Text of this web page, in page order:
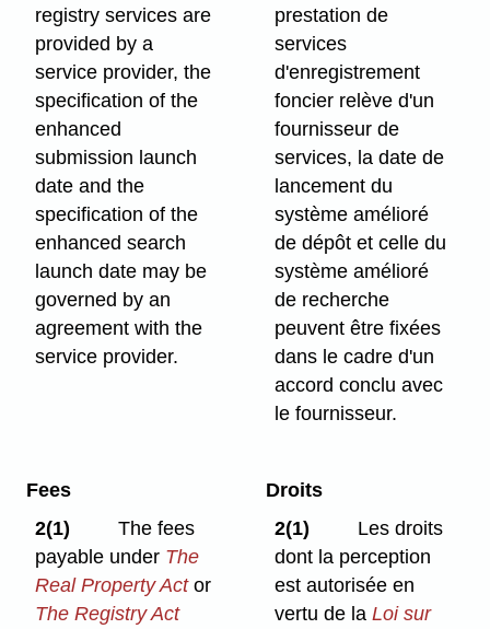
registry services are
provided by a
service provider, the
specification of the
enhanced
submission launch
date and the
specification of the
enhanced search
launch date may be
governed by an
agreement with the
service provider.
prestation de
services
d'enregistrement
foncier relève d'un
fournisseur de
services, la date de
lancement du
système amélioré
de dépôtet celle du
système amélioré
de recherche
peuvent être fixées
dans le cadre d'un
accord conclu avec
le fournisseur.
Fees
2(1)
The fees
payable under The
Real Property Actor
The Registry Act
Droits
2(1)
Les droits
dont la perception
est autorisée en
vertu de laLoi sur